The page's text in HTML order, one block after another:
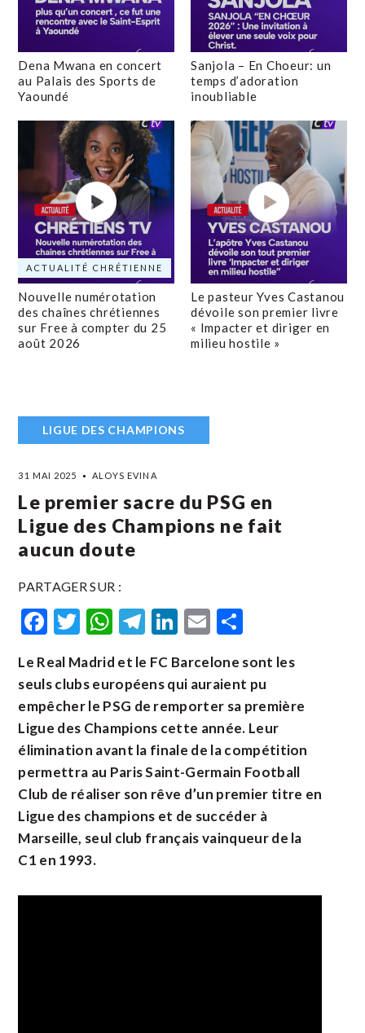
Dena Mwana en concert
au Palais des Sports de
Yaoundé
Sanjola – En Choeur: un
temps d’adoration
inoubliable
ACTUALITÉ CHRÉTIENNE
Nouvelle numérotation
des chaînes chrétiennes
sur Free à compter du 25
août 2026
Le pasteur Yves Castanou
dévoile son premier livre
« Impacter et diriger en
milieu hostile »
LIGUE DES CHAMPIONS
31 MAI 2025 ALOYS EVINA
Le premier sacre du PSG en
Ligue des Champions ne fait
aucun doute
PARTAGER SUR :
Facebook
Twitter
WhatsApp
Telegram
LinkedIn
Email
Le Real Madrid et le FC Barcelone sont les
seuls clubs européens qui auraient pu
empêcher le PSG de remporter sa première
Ligue des Champions cette année. Leur
élimination avant la finale de la compétition
permettra au Paris Saint-Germain Football
Club de réaliser son rêve d’un premier titre en
Ligue des champions et de succéder à
Marseille, seul club français vainqueur de la
C1 en 1993.